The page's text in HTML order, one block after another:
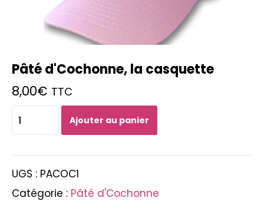
Pâté d'Cochonne, la casquette
8,00€ TTC
quantité
de
Pâté
d'Cochonne,
casquette
Ajouter au panier
UGS : PACOC1
Catégorie : Pâté d'Cochonne